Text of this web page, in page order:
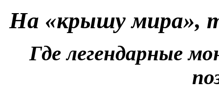
На «крышу мира»,
Где легендарные